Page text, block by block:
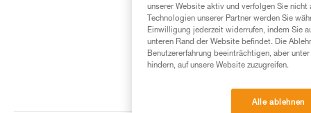
unserer Website aktiv und verfolgen Sie
Technologien unserer Partner werden Sie
Einwilligung jederzeit widerrufen, indem Sie
unteren Rand der Website befindet. Die
Benutzererfahrung beeinträchtigen, aber
hindern, auf unsere Website zuzugreifen.
Alle ablehnen